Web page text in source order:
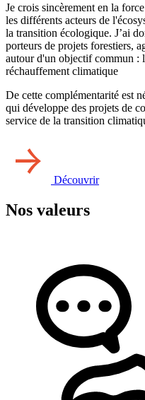
Je crois sincèrement en la
les différents acteurs de
la transition écologique. J’ai
porteurs de projets forestiers,
autour d'un objectif commun :
réchauffement climatique
De cette complémentarité est
qui développe des projets de
service de la transition
Découvrir
Nos valeurs